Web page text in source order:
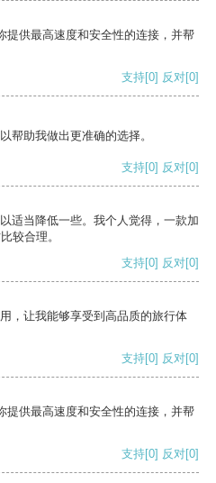
提供最高速度和安全性的连接，并帮
支持[0] 反对[0]
帮助我做出更准确的选择。
支持[0] 反对[0]
适当降低一些。我个人觉得，一款加
较合理。
支持[0] 反对[0]
，让我能够享受到高品质的旅行体
支持[0] 反对[0]
提供最高速度和安全性的连接，并帮
支持[0] 反对[0]